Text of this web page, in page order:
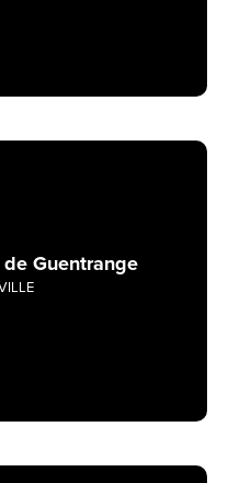
Guentrange